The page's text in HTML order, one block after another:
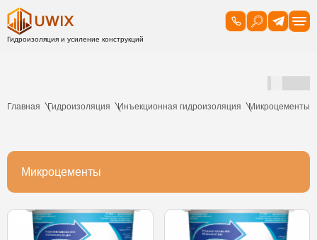
Главная Гидроизоляция Инъекционная гидроизоляция Микроцементы
Микроцементы